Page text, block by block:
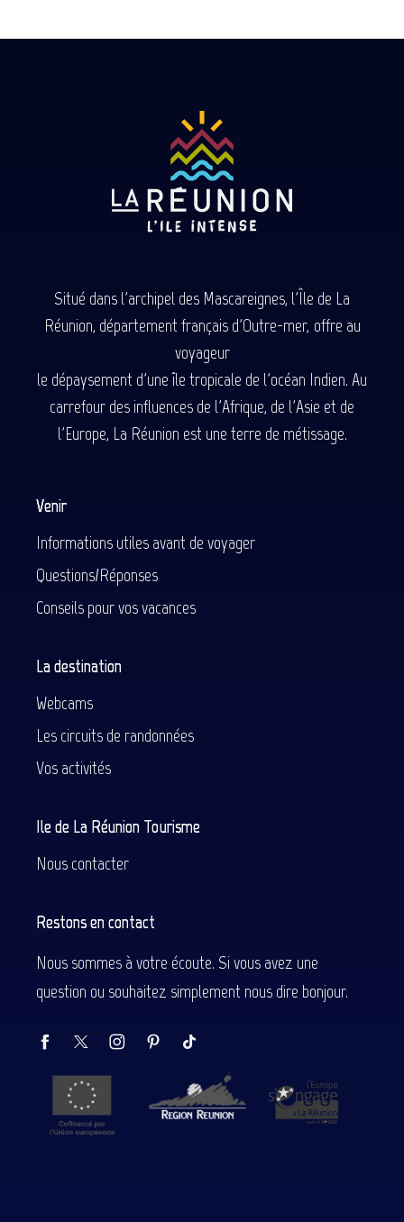
Situé dans l'archipel des Mascareignes, l'Île de La
Réunion, département français d'Outre-mer, offre au
voyageur
le dépaysement d'une île tropicale de l'océan Indien. Au
carrefour des influences de l'Afrique, de l'Asie et de
l'Europe, La Réunion est une terre de métissage.
Venir
Informations utiles avant de voyager
Questions/Réponses
Conseils pour vos vacances
La destination
Webcams
Les circuits de randonnées
Vos activités
Ile de La Réunion Tourisme
Nous contacter
Restons en contact
Nous sommes à votre écoute. Si vous avez une
question ou souhaitez simplement nous dire bonjour.